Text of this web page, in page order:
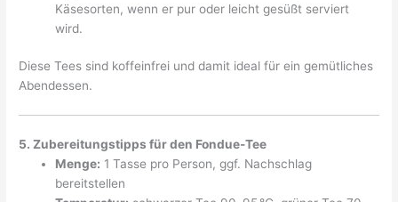
Käsesorten, wenn er pur oder leicht gesüßt serviert
wird.
Diese Tees sind koffeinfrei und damit ideal für ein gemütliches
Abendessen.
5. Zubereitungstipps für den Fondue-Tee
Menge: 1 Tasse pro Person, ggf. Nachschlag
bereitstellen